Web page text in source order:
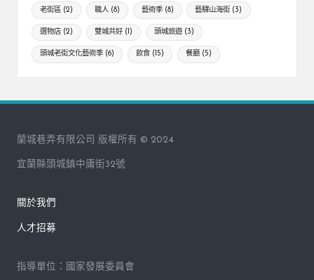
老街區 (2) 職人(8) 藝術季(8) 藝驛山海街 (3)
選物店 (2) 雙城共好(1) 頭城旅遊(3)
頭城老街文化藝術季 (6) 飲食(15) 餐廳(5)
蘭城巷弄有限公司 版權所有 © 2024
宜蘭縣頭城鎮中庸街32號
關於我們
人才招募
指導單位：國家發展委員會